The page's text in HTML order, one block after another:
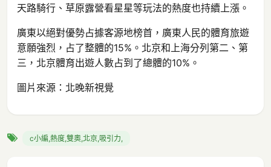
天路騎行、草原露營看星星等玩法的熱度也持續上漲。
廣東以絕對優勢占據客源地榜首，廣東人民的體育旅遊
意願強烈，占了整體的15%。北京和上海分列第二、第
三，北京體育出遊人數占到了總體的10%。
圖片來源：北晚新視覺
c小編,熱度,雙奧,北京,吸引力,